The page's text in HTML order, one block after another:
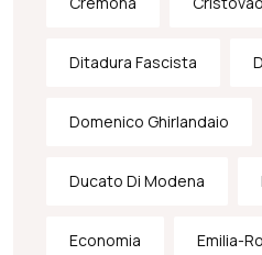
Ditadura Fascista
Domenico Ghirlandaio
Ducato Di Modena
Economia Emilia-